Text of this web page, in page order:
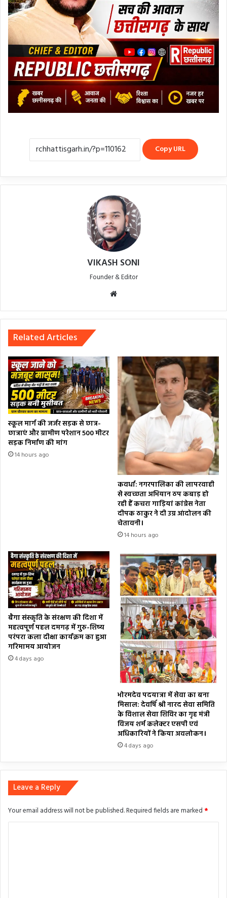
Copy URL
VIKASH SONI
Founder & Editor
Related Articles
स्कूल मार्ग की जर्जर सड़क से छात्र-
छात्राएं और ग्रामीण परेशान 500 मीटर
सड़क निर्माण की मांग
14 hours ago
कवर्धा: नगरपालिका की लापरवाही
से स्वच्छता अभियान ठप कबाड़ हो
रही हैं कचरा गाड़ियां कांग्रेस नेता
दीपक ठाकुर ने दी उग्र आंदोलन की
चेतावनी।
14 hours ago
बैगा संस्कृति के संरक्षण की दिशा में
महत्वपूर्ण पहल दमगढ़ में गुरु-शिष्य
परंपरा कला दीक्षा कार्यक्रम का हुआ
गरिमामय आयोजन
4 days ago
भोरमदेव पदयात्रा में सेवा का बना
मिसाल: देवर्षि श्री नारद सेवा समिति
के विशाल सेवा शिविर का गृह मंत्री
विजय शर्म कलेक्टर एसपी एवं
अधिकारियों ने किया अवलोकन।
4 days ago
Leave a Reply
Your email address will not be published.Required fields are marked *